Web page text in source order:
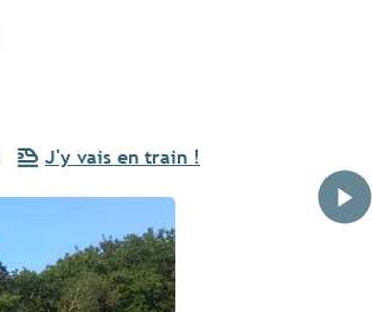
J'y vais en train !